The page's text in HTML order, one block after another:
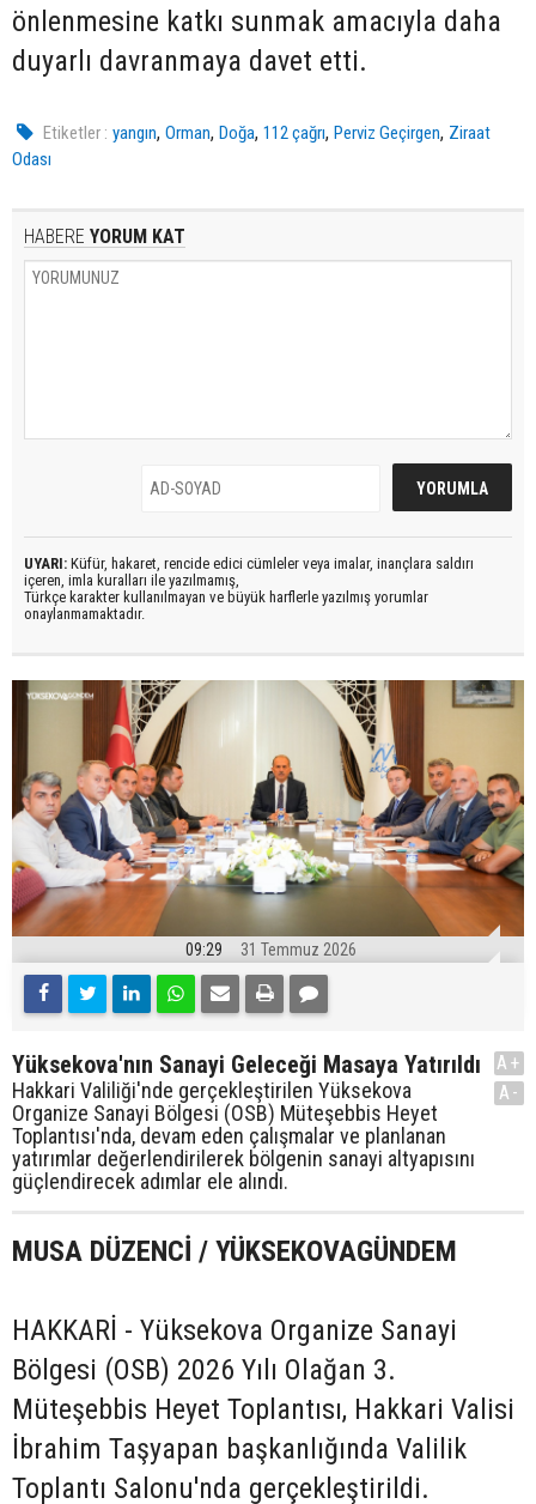
önlenmesine katkı sunmak amacıyla daha
duyarlı davranmaya davet etti.
Etiketler : yangın,Orman,Doğa,112 çağrı,Perviz Geçirgen, Ziraat
Odası
HABERE YORUM KAT
UYARI: Küfür, hakaret, rencide edici cümleler veya imalar, inançlara saldırı
içeren, imla kuralları ile yazılmamış,
Türkçe karakter kullanılmayan ve büyük harflerle yazılmış yorumlar
onaylanmamaktadır.
09:29 31 Temmuz 2026
Yüksekova'nın Sanayi Geleceği Masaya Yatırıldı
Hakkari Valiliği'nde gerçekleştirilen Yüksekova
Organize Sanayi Bölgesi (OSB) Müteşebbis Heyet
Toplantısı'nda, devam eden çalışmalar ve planlanan
yatırımlar değerlendirilerek bölgenin sanayi altyapısını
güçlendirecek adımlar ele alındı.
A+
A-
MUSA DÜZENCİ / YÜKSEKOVAGÜNDEM
HAKKARİ - Yüksekova Organize Sanayi
Bölgesi (OSB) 2026 Yılı Olağan 3.
Müteşebbis Heyet Toplantısı, Hakkari Valisi
İbrahim Taşyapan başkanlığında Valilik
Toplantı Salonu'nda gerçekleştirildi.